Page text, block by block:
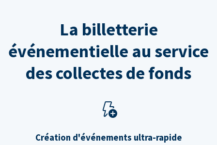
La billetterie
événementielle au service
des collectes de fonds
Création d'événements ultra-rapide